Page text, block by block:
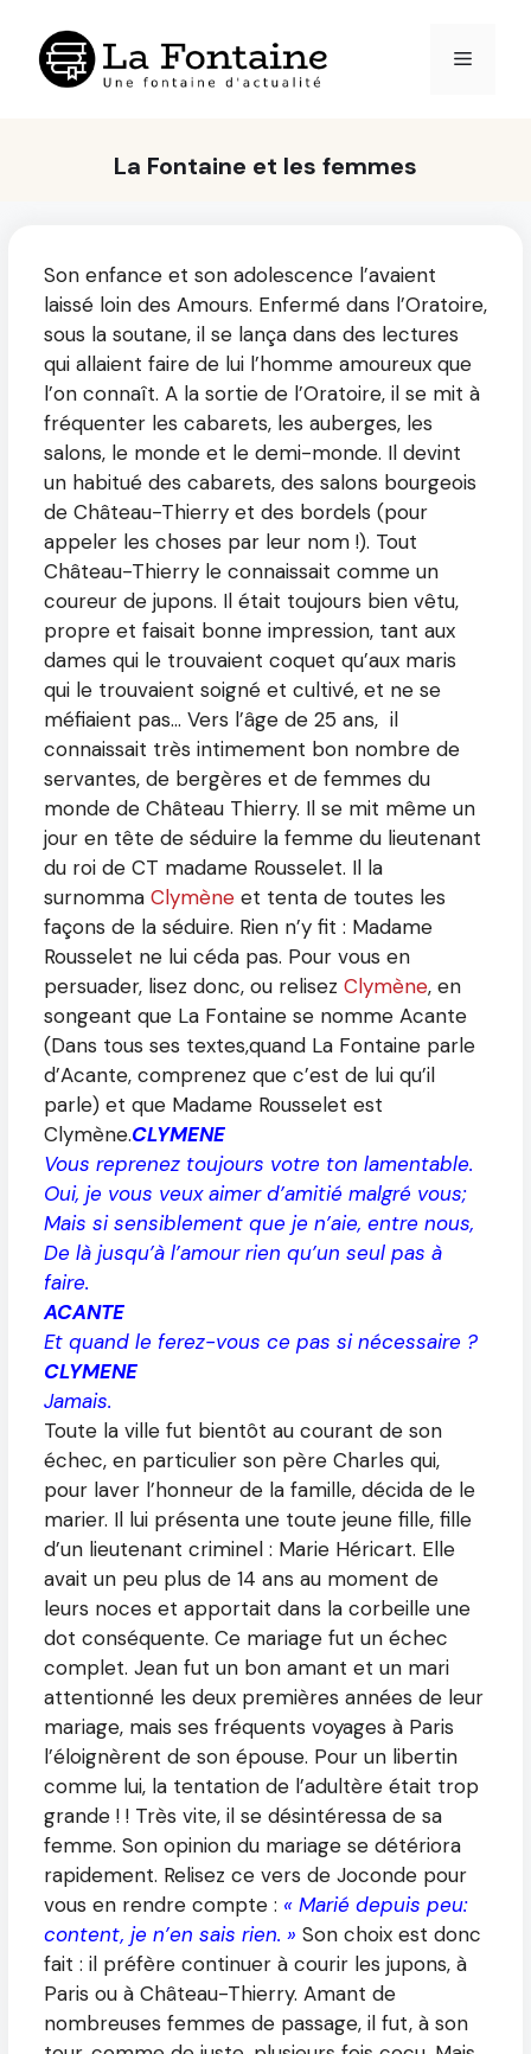
contenu
Menu
La Fontaine et les femmes
Son enfance et son adolescence l’avaient
laissé loin des Amours. Enfermé dans l’Oratoire,
sous la soutane, il se lança dans des lectures
qui allaient faire de lui l’homme amoureux que
l’on connaît. A la sortie de l’Oratoire, il se mit à
fréquenter les cabarets, les auberges, les
salons, le monde et le demi-monde. Il devint
un habitué des cabarets, des salons bourgeois
de Château-Thierry et des bordels (pour
appeler les choses par leur nom !). Tout
Château-Thierry le connaissait comme un
coureur de jupons. Il était toujours bien vêtu,
propre et faisait bonne impression, tant aux
dames qui le trouvaient coquet qu’aux maris
qui le trouvaient soigné et cultivé, et ne se
méfiaient pas… Vers l’âge de 25 ans, il
connaissait très intimement bon nombre de
servantes, de bergères et de femmes du
monde de Château Thierry. Il se mit même un
jour en tête de séduire la femme du lieutenant
du roi de CT madame Rousselet. Il la
surnomma Clymène et tenta de toutes les
façons de la séduire. Rien n’y fit : Madame
Rousselet ne lui céda pas. Pour vous en
persuader, lisez donc, ou relisez Clymène, en
songeant que La Fontaine se nomme Acante
(Dans tous ses textes,quand La Fontaine parle
d’Acante, comprenez que c’est de lui qu’il
parle) et que Madame Rousselet est
Clymène.CLYMENE
Vous reprenez toujours votre ton lamentable.
Oui, je vous veux aimer d’amitié malgré vous;
Mais si sensiblement que je n’aie, entre nous,
De là jusqu’à l’amour rien qu’un seul pas à
faire.
ACANTE
Et quand le ferez-vous ce pas si nécessaire ?
CLYMENE
Jamais.
Toute la ville fut bientôt au courant de son
échec, en particulier son père Charles qui,
pour laver l’honneur de la famille, décida de le
marier. Il lui présenta une toute jeune fille, fille
d’un lieutenant criminel : Marie Héricart. Elle
avait un peu plus de 14 ans au moment de
leurs noces et apportait dans la corbeille une
dot conséquente. Ce mariage fut un échec
complet. Jean fut un bon amant et un mari
attentionné les deux premières années de leur
mariage, mais ses fréquents voyages à Paris
l’éloignèrent de son épouse. Pour un libertin
comme lui, la tentation de l’adultère était trop
grande ! ! Très vite, il se désintéressa de sa
femme. Son opinion du mariage se détériora
rapidement. Relisez ce vers de Joconde pour
vous en rendre compte : « Marié depuis peu:
content, je n’en sais rien. » Son choix est donc
fait : il préfère continuer à courir les jupons, à
Paris ou à Château-Thierry. Amant de
nombreuses femmes de passage, il fut, à son